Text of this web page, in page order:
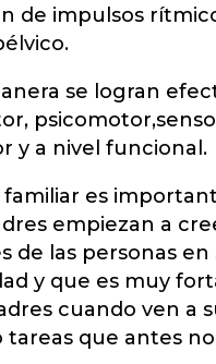
de impulsos
se logran
y a nivel funcional.
familiar es
empiezan a
de las personas
y que es muy
cuando ven a
tareas que antes